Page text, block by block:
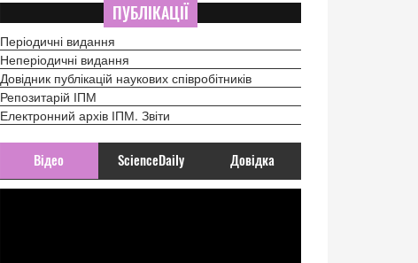
ПУБЛІКАЦІЇ
Періодичні видання
Неперіодичні видання
Довідник публікацій наукових співробітників
Репозитарій ІПМ
Електронний архів ІПМ. Звіти
Відео ScienceDaily Довідка